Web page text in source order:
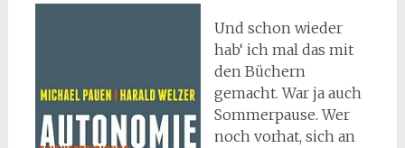
Und schon wieder
hab‘ ich mal das mit
den Büchern
gemacht. War ja auch
Sommerpause. Wer
noch vorhat, sich an